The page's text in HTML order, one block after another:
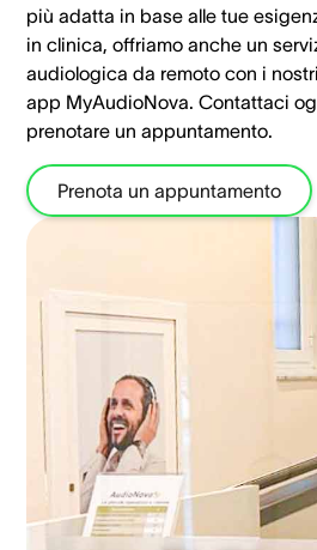
più adatta in base alle tue
in clinica, offriamo anche un
audiologica da remoto con i
app MyAudioNova. Contattaci
prenotare un appuntamento.
Prenota un appuntamento